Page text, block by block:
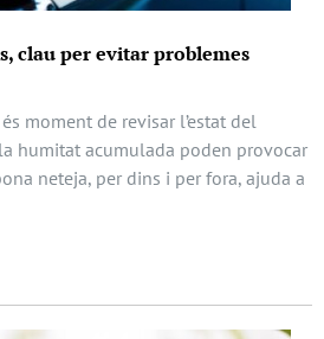
clau per evitar problemes
moment de revisar l’estat del
humitat acumulada poden provocar
neteja, per dins i per fora, ajuda a